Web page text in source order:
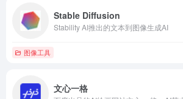
Stable Diffusion
Stability AI推出的文本到图像生成AI
图像工具
文心一格